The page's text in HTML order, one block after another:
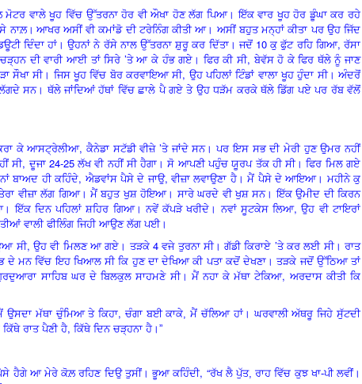
ਮੋਟਰ ਵਾਲੇ ਖੂਹ ਵਿੱਚ ਉੱਤਰਨਾ ਹੋਰ ਵੀ ਔਖਾ ਹੋਣ ਲੱਗ ਪਿਆ। ਇੱਕ ਵਾਰ ਖੂਹ ਹੋਰ ਡੂੰਘਾ ਕਰ ਰਹੇ
ਨਾਲ਼। ਆਖਰ ਅਸੀਂ ਵੀ ਕਮਾਂਡੋ ਦੀ ਟਰੇਨਿੰਗ ਕੀਤੀ ਆ। ਅਸੀਂ ਬਹੁਤ ਮਨ੍ਹਾਂ ਕੀਤਾ ਪਰ ਉਹ ਜਿੱਦ
ਦਿੰਦਾ ਹਾਂ। ਉਹਨਾਂ ਨੇ ਰੱਸੇ ਨਾਲ ਉੱਤਰਨਾ ਸ਼ੁਰੂ ਕਰ ਦਿੱਤਾ। ਜਦੋਂ 10 ਕੁ ਫੁੱਟ ਰਹਿ ਗਿਆ,ਰੱਸਾ
ਦੀ ਵਾਰੀ ਆਈ ਤਾਂ ਸਿਰੇ ’ਤੇ ਆ ਕੇ ਹੰਭ ਗਏ। ਫਿਰ ਕੀ ਸੀ, ਬੇਵੱਸ ਹੋ ਕੇ ਫਿਰ ਥੱਲੇ ਨੂੰ ਜਾਣ
ਸੌਖਾ ਸੀ। ਜਿਸ ਖੂਹ ਵਿੱਚ ਬੋਰ ਕਰਵਾਇਆ ਸੀ, ਉਹ ਪਹਿਲਾਂ ਟਿੰਡਾਂ ਵਾਲਾ ਖੂਹ ਹੁੰਦਾ ਸੀ। ਅੰਦਰੋਂ
ਸਨ। ਥੱਲੇ ਜਾਂਦਿਆਂ ਹੱਥਾਂ ਵਿੱਚ ਛਾਲੇ ਪੈ ਗਏ ਤੇ ਉਹ ਧੜੱਮ ਕਰਕੇ ਥੱਲੇ ਡਿੱਗ ਪਏ ਪਰ ਰੱਬ ਵੱਲੋਂ
ਕੇ ਆਸਟ੍ਰੇਲੀਆ, ਕੈਨੇਡਾ ਸਟੱਡੀ ਵੀਜ਼ੇ’ਤੇ ਜਾਂਦੇ ਸਨ। ਪਰ ਇਸ ਸਭ ਦੀ ਮੇਰੀ ਹੁਣ ਉਮਰ ਨਹੀਂ
ਸੀ, ਦੂਜਾ 24-25ਲੱਖ ਵੀ ਨਹੀਂ ਸੀ ਹੈਗਾ। ਸੋ ਆਪਣੀ ਪਹੁੰਚ ਯੂਰਪ ਤੱਕ ਹੀ ਸੀ। ਫਿਰ ਮਿਲ ਗਏ
ਬਾਅਦ ਹੀ ਕਹਿੰਦੇ, ਐਡਵਾਂਸ ਪੈਸੇ ਦੇ ਜਾਉ, ਵੀਜ਼ਾ ਲਵਾਉਣਾ ਹੈ। ਮੈਂ ਪੈਸੇ ਦੇ ਆਇਆ। ਮਹੀਨੇ ਕੁ
ਵੀਜ਼ਾ ਲੱਗ ਗਿਆ। ਮੈਂ ਬਹੁਤ ਖੁਸ਼ ਹੋਇਆ। ਸਾਰੇ ਘਰਦੇ ਵੀ ਖੁਸ਼ ਸਨ। ਇੱਕ ਉਮੀਦ ਦੀ ਕਿਰਨ
ਇੱਕ ਦਿਨ ਪਹਿਲਾਂ ਸ਼ਹਿਰ ਗਿਆ। ਨਵੇਂ ਕੱਪੜੇ ਖਰੀਦੇ। ਨਵਾਂ ਸੂਟਕੇਸ ਲਿਆ,ਉਹ ਵੀ ਟਾਇਰਾਂ
ਵਾਲੀ ਫੀਲਿੰਗ ਜਿਹੀ ਆਉਣ ਲੱਗ ਪਈ।
ਸੀ,ਉਹ ਵੀ ਮਿਲਣ ਆ ਗਏ। ਤੜਕੇ 4ਵਜੇ ਤੁਰਨਾ ਸੀ। ਗੱਡੀ ਕਿਰਾਏ ’ਤੇ ਕਰ ਲਈ ਸੀ। ਰਾਤ
ਦੇ ਮਨ ਵਿੱਚ ਇਹ ਖਿਆਲ ਸੀ ਕਿ ਹੁਣ ਦਾ ਦੇਖਿਆ ਕੀ ਪਤਾ ਕਦੋਂ ਦੇਖਣਾ। ਤੜਕੇ ਜਦੋਂ ਉੱਠਿਆ ਤਾਂ
ਸਾਹਿਬ ਘਰ ਦੇ ਬਿਲਕੁਲ ਸਾਹਮਣੇ ਸੀ। ਮੈਂ ਨਹਾ ਕੇ ਮੱਥਾ ਟੇਕਿਆ, ਅਰਦਾਸ ਕੀਤੀ ਕਿ
ਮੱਥਾ ਚੁੰਮਿਆ ਤੇ ਕਿਹਾ, ਚੰਗਾ ਬਈ ਕਾਕੇ, ਮੈਂ ਚੱਲਿਆ ਹਾਂ। ਘਰਵਾਲੀ ਅੱਥਰੂ ਜਿਹੇ ਸੁੱਟਦੀ
ਰਾਤ ਪੈਣੀ ਹੈ, ਕਿੱਥੇ ਦਿਨ ਚੜ੍ਹਨਾ ਹੈ।”
ਹੈਗੇ ਆ ਮੇਰੇ ਕੋਲ਼ ਰਹਿਣ ਦਿਉ ਤੁਸੀਂ। ਭੂਆ ਕਹਿੰਦੀ, “ਰੱਖ ਲੈ ਪੁੱਤ, ਰਾਹ ਵਿੱਚ ਕੁਝ ਖਾ-ਪੀ ਲਵੀਂ।